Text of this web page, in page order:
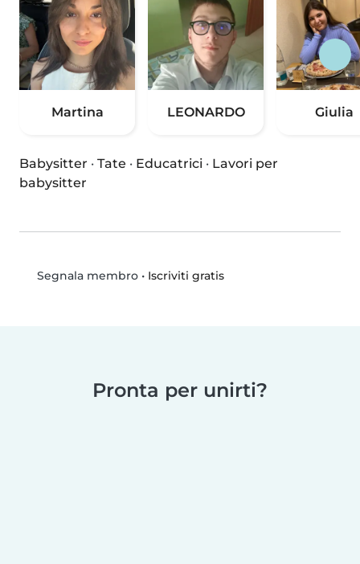
Martina LEONARDO Giulia
Babysitter · Tate · Educatrici · Lavori per
babysitter
Segnala membro• Iscriviti gratis
Pronta per unirti?